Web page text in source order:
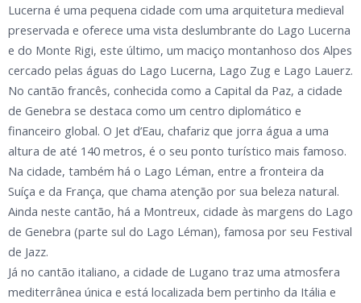
Lucerna é uma pequena cidade com uma arquitetura medieval
preservada e oferece uma vista deslumbrante do Lago Lucerna
e do Monte Rigi, este último, um maciço montanhoso dos Alpes
cercado pelas águas do Lago Lucerna, Lago Zug e Lago Lauerz.
No cantão francês, conhecida como a Capital da Paz, a cidade
de Genebra se destaca como um centro diplomático e
financeiro global. O Jet d’Eau, chafariz que jorra água a uma
altura de até 140 metros, é o seu ponto turístico mais famoso.
Na cidade, também há o Lago Léman, entre a fronteira da
Suíça e da França, que chama atenção por sua beleza natural.
Ainda neste cantão, há a Montreux, cidade às margens do Lago
de Genebra (parte sul do Lago Léman), famosa por seu Festival
de Jazz.
Já no cantão italiano, a cidade de Lugano traz uma atmosfera
mediterrânea única e está localizada bem pertinho da Itália e